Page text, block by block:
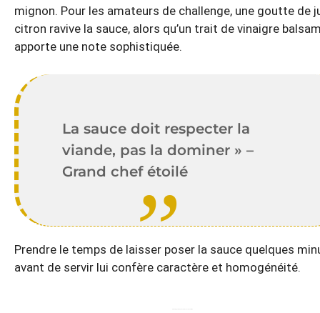
mignon. Pour les amateurs de challenge, une goutte de
citron ravive la sauce, alors qu’un trait de vinaigre
apporte une note sophistiquée.
La sauce doit respecter la
viande, pas la dominer » –
Grand chef étoilé
Prendre le temps de laisser poser la sauce quelques
avant de servir lui confère caractère et homogénéité.